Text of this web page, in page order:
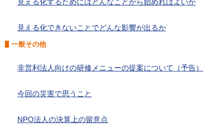
見える化するためにはどんなことから始めればよいか
見える化できないことでどんな影響が出るか
一般その他
非営利法人向けの研修メニューの提案について（予告）
今回の災害で思うこと
NPO法人の決算上の留意点